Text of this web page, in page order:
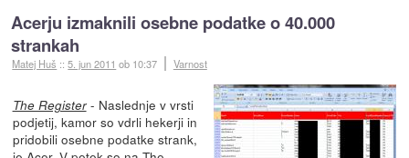
Acerju izmaknili osebne podatke o 40.000
strankah
Matej Huš ::5. jun 2011 ob 10:37 Varnost
The Register- Naslednje v vrsti
podjetij, kamor so vdrli hekerji in
pridobili osebne podatke strank,